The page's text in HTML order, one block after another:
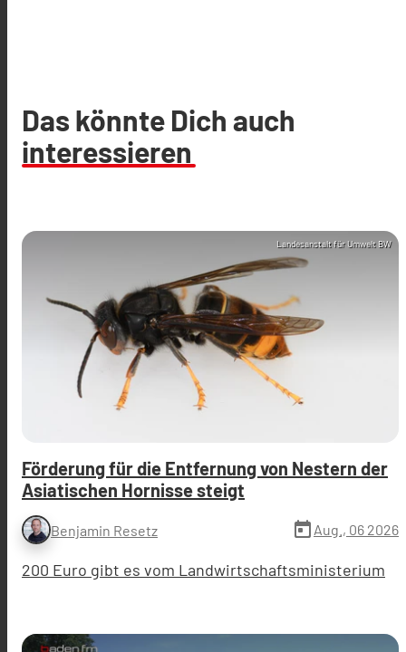
Das könnte Dich auch
interessieren
Landesanstalt für Umwelt BW
Förderung für die Entfernung von Nestern der
Asiatischen Hornisse steigt
Benjamin Resetz today Aug., 06 2026
200 Euro gibt es vom Landwirtschaftsministerium